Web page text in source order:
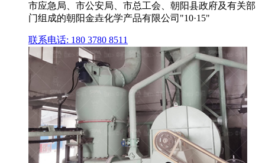
市应急局、市公安局、市总工会、朝阳县政府及有关部
门组成的朝阳金垚化学产品有限公司"10·15"
联系电话: 180 3780 8511